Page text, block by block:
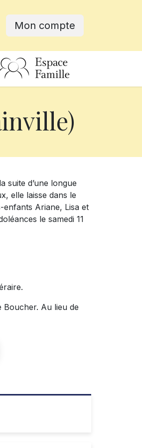
Mon compte
suite d’une longue
elle laisse dans le
enfants Ariane, Lisa et
le samedi 11
Boucher. Au lieu de